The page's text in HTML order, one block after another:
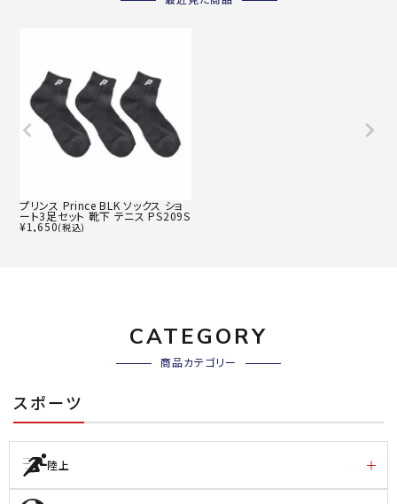
プリンス Prince BLK ソックス ショ
ート3足セット 靴下 テニス PS209S
¥1,650(税込)
CATEGORY
商品カテゴリー
スポーツ
陸上